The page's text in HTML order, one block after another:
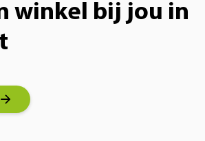
winkel bij jou in